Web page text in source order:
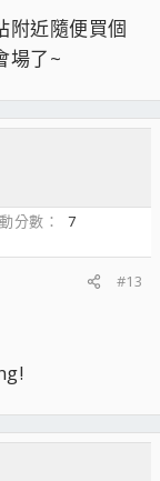
附近隨便買個
場了~
分數
7
#13